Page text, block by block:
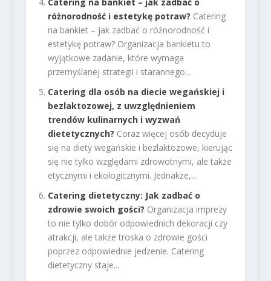
Catering na bankiet – jak zadbać o
różnorodność i estetykę potraw? Catering
na bankiet – jak zadbać o różnorodność i
estetykę potraw? Organizacja bankietu to
wyjątkowe zadanie, które wymaga
przemyślanej strategii i starannego...
Catering dla osób na diecie wegańskiej i
bezlaktozowej, z uwzględnieniem
trendów kulinarnych i wyzwań
dietetycznych? Coraz więcej osób decyduje
się na diety wegańskie i bezlaktozowe, kierując
się nie tylko względami zdrowotnymi, ale także
etycznymi i ekologicznymi. Jednakże,...
Catering dietetyczny: Jak zadbać o
zdrowie swoich gości? Organizacja imprezy
to nie tylko dobór odpowiednich dekoracji czy
atrakcji, ale także troska o zdrowie gości
poprzez odpowiednie jedzenie. Catering
dietetyczny staje...